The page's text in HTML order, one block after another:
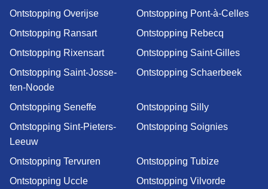
Ontstopping Overijse
Ontstopping Pont-à-Celles
Ontstopping Ransart
Ontstopping Rebecq
Ontstopping Rixensart
Ontstopping Saint-Gilles
Ontstopping Saint-Josse-
ten-Noode
Ontstopping Schaerbeek
Ontstopping Seneffe
Ontstopping Silly
Ontstopping Sint-Pieters-
Leeuw
Ontstopping Soignies
Ontstopping Tervuren
Ontstopping Tubize
Ontstopping Uccle
Ontstopping Vilvorde